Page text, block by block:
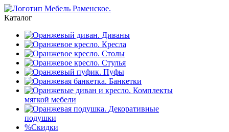
Каталог
Диваны
Кресла
Столы
Стулья
Пуфы
Банкетки
Комплекты
мягкой мебели
Декоративные
подушки
%Скидки